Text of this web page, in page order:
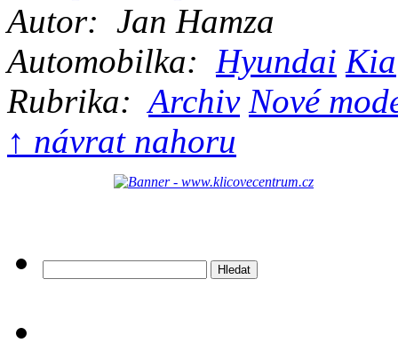
Autor: Jan Hamza
Automobilka: Hyundai Kia
Rubrika: Archiv Nové
↑ návrat nahoru